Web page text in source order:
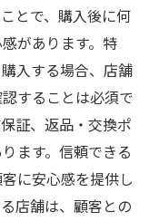
とで、購入後に何
があります。特
入する場合、店舗
することは必須で
証、返品・交換ポ
ます。信頼できる
に安心感を提供し
店舗は、顧客との